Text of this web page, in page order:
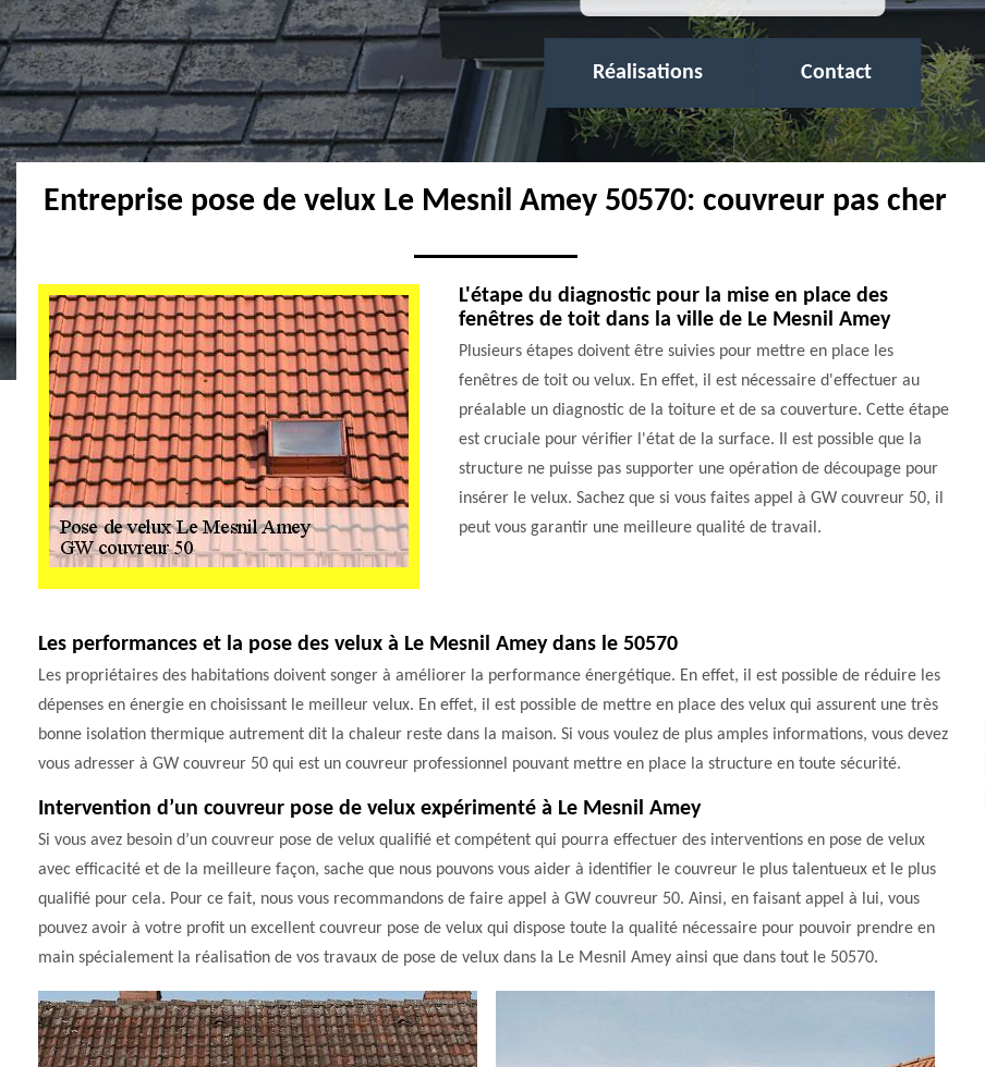
Réalisations Contact
Entreprise pose de velux Le Mesnil Amey 50570: couvreur pas cher
L'étape du diagnostic pour la mise en place des
fenêtres de toit dans la ville de Le Mesnil Amey
Plusieurs étapes doivent être suivies pour mettre en place les
fenêtres de toit ou velux. En effet, il est nécessaire d'effectuer au
préalable un diagnostic de la toiture et de sa couverture. Cette étape
est cruciale pour vérifier l'état de la surface. Il est possible que la
structure ne puisse pas supporter une opération de découpage pour
insérer le velux. Sachez que si vous faites appel à GW couvreur 50, il
peut vous garantir une meilleure qualité de travail.
Les performances et la pose des velux à Le Mesnil Amey dans le 50570
Les propriétaires des habitations doivent songer à améliorer la performance énergétique. En effet, il est possible de réduire les
dépenses en énergie en choisissant le meilleur velux. En effet, il est possible de mettre en place des velux qui assurent une très
bonne isolation thermique autrement dit la chaleur reste dans la maison. Si vous voulez de plus amples informations, vous devez
vous adresser à GW couvreur 50 qui est un couvreur professionnel pouvant mettre en place la structure en toute sécurité.
Intervention d’un couvreur pose de velux expérimenté à Le Mesnil Amey
Si vous avez besoin d’un couvreur pose de velux qualifié et compétent qui pourra effectuer des interventions en pose de velux
avec efficacité et de la meilleure façon, sache que nous pouvons vous aider à identifier le couvreur le plus talentueux et le plus
qualifié pour cela. Pour ce fait, nous vous recommandons de faire appel à GW couvreur 50. Ainsi, en faisant appel à lui, vous
pouvez avoir à votre profit un excellent couvreur pose de velux qui dispose toute la qualité nécessaire pour pouvoir prendre en
main spécialement la réalisation de vos travaux de pose de velux dans la Le Mesnil Amey ainsi que dans tout le 50570.